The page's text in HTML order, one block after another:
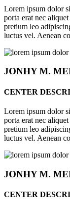
Lorem ipsum dolor
porta erat nec
pretium leo
luctus vel. Aenean
JONHYM.
CENTER
Lorem ipsum dolor
porta erat nec
pretium leo
luctus vel. Aenean
JONHYM.
CENTER